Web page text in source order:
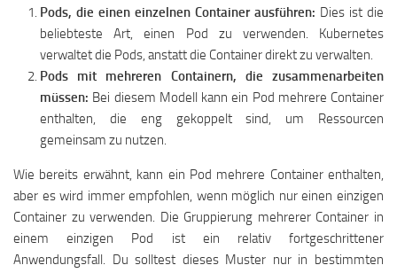
Pods, die einen einzelnen Container ausführen: Dies ist die
beliebteste Art, einen Pod zu verwenden. Kubernetes
verwaltet die Pods, anstatt die Container direkt zu verwalten.
Pods mit mehreren Containern, die zusammenarbeiten
müssen: Bei diesem Modell kann ein Pod mehrere Container
enthalten, die eng gekoppelt sind, um Ressourcen
gemeinsam zu nutzen.
Wie bereits erwähnt, kann ein Pod mehrere Container enthalten,
aber es wird immer empfohlen, wenn möglich nur einen einzigen
Container zu verwenden. Die Gruppierung mehrerer Container in
einem einzigen Pod ist ein relativ fortgeschrittener
Anwendungsfall. Du solltest dieses Muster nur in bestimmten